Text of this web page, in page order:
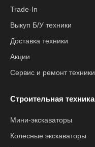
Trade-In
Выкуп Б/У техники
Доставка техники
Акции
Сервис и ремонт техники
Строительная техника
Мини-экскаваторы
Колесные экскаваторы